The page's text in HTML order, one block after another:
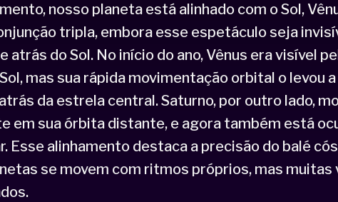
nosso planeta está alinhado com o Sol,
tripla, embora esse espetáculo seja
atrás do Sol. No início do ano, Vênus era visível
mas sua rápida movimentação orbital o levou
da estrela central. Saturno, por outro lado,
em sua órbita distante, e agora também está
Esse alinhamento destaca a precisão do balé
se movem com ritmos próprios, mas muitas